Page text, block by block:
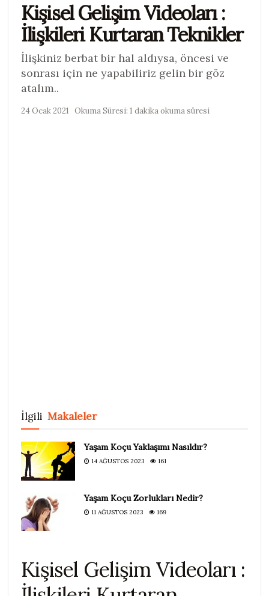
Kişisel Gelişim Videoları :
İlişkileri Kurtaran Teknikler
İlişkiniz berbat bir hal aldıysa, öncesi ve
sonrası için ne yapabiliriz gelin bir göz
atalım..
24 Ocak 2021 Okuma Süresi: 1 dakika okuma süresi
İlgili Makaleler
Yaşam Koçu Yaklaşımı Nasıldır?
14 AĞUSTOS 2023 161
Yaşam Koçu Zorlukları Nedir?
11 AĞUSTOS 2023 169
Kişisel Gelişim Videoları :